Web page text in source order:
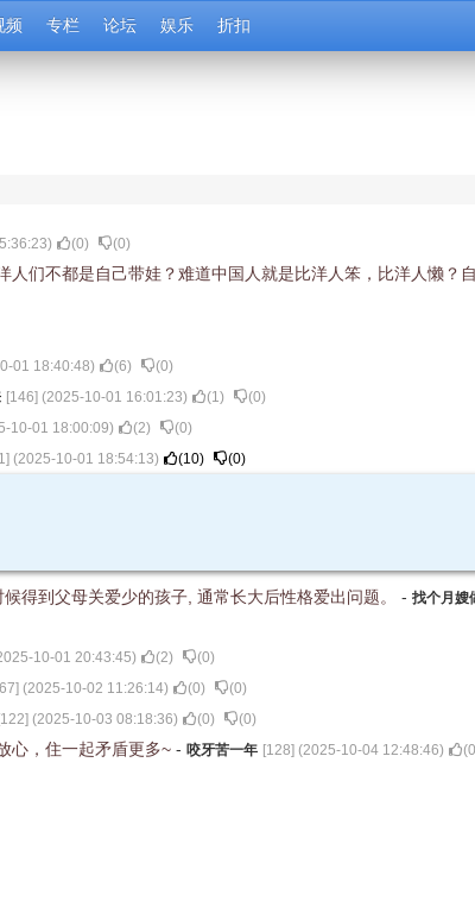
频 专栏 论坛 娱乐 折扣
) (0) (0)
们不都是自己带娃？难道中国人就是比洋人笨，比洋人懒？
01 18:40:48) (6) (0)
[146] (2025-10-01 16:01:23) (1) (0)
10-01 18:00:09) (2) (0)
] (2025-10-01 18:54:13) (10) (0)
得到父母关爱少的孩子, 通常长大后性格爱出问题。 - 找个月嫂
10-01 20:43:45) (2) (0)
] (2025-10-02 11:26:14) (0) (0)
122] (2025-10-03 08:18:36) (0) (0)
心，住一起矛盾更多~ - 咬牙苦一年 [128] (2025-10-04 12:48:46) (0